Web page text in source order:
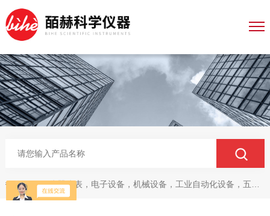
热门关键词：仪器仪表，电子设备，机械设备，工业自动化设备，五金产品，电线电缆，金属材料，电子